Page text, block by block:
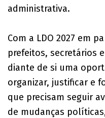
administrativa.
Com a LDO 2027 em
prefeitos, secretários
diante de si uma
organizar, justificar e
que precisam seguir
de mudanças